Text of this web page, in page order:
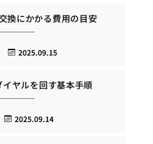
換にかかる費用の目安
2025.09.15
ヤルを回す基本手順
2025.09.14